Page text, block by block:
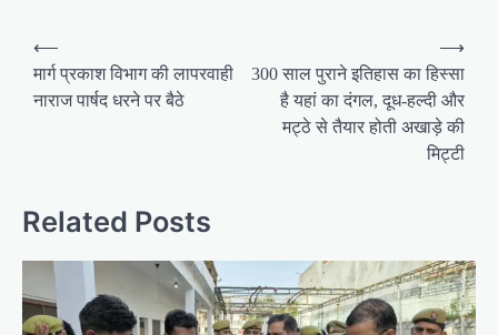
o
a
g
⟵
मार्ग प्रकाश विभाग की लापरवाही
नाराज पार्षद धरने पर बैठे
300 साल पुराने इतिहास का हिस्सा
है यहां का दंगल, दूध-हल्दी और
मट्ठे से तैयार होती अखाड़े की
मिट्टी
⟶
Related Posts